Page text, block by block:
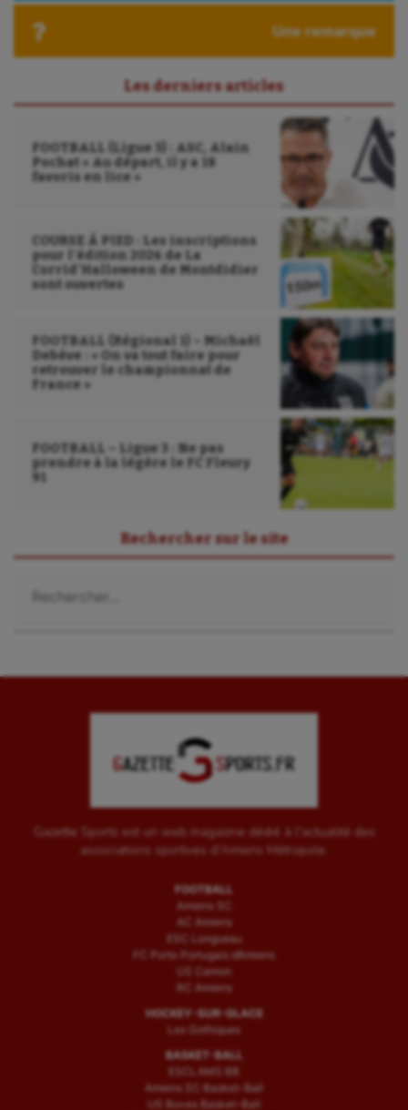
Une remarque
Les derniers articles
FOOTBALL (Ligue 3) : ASC, Alain
Pochat « Au départ, il y a 18
favoris en lice »
COURSE À PIED : Les inscriptions
pour l’édition 2026 de La
Corrid’Halloween de Montdidier
sont ouvertes
FOOTBALL (Régional 1) – Michaël
Debève : « On va tout faire pour
retrouver le championnat de
France »
FOOTBALL – Ligue 3 : Ne pas
prendre à la légère le FC Fleury
91
Rechercher sur le site
Gazette Sports est un web magazine dédié à l'actualité des
associations sportives d'Amiens Métropole.
FOOTBALL
Amiens SC
AC Amiens
ESC Longueau
FC Porto Portugais d’Amiens
US Camon
RC Amiens
HOCKEY-SUR-GLACE
Les Gothiques
BASKET-BALL
ESCLAMS BB
Amiens SC Basket-Ball
US Boves Basket-Ball